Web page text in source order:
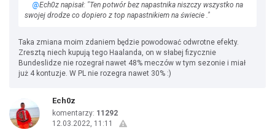
@Ech0z napisał: "Ten potwór bez napastnika niszczy wszystko na
swojej drodze co dopiero z top napastnikiem na świecie ."
Taka zmiana moim zdaniem będzie powodować odwrotne efekty.
Zresztą niech kupują tego Haalanda, on w słabej fizycznie
Bundeslidze nie rozegrał nawet 48% meczów w tym sezonie i miał
już 4 kontuzje. W PL nie rozegra nawet 30% :)
Ech0z
komentarzy: 11292
12.03.2022, 11:11